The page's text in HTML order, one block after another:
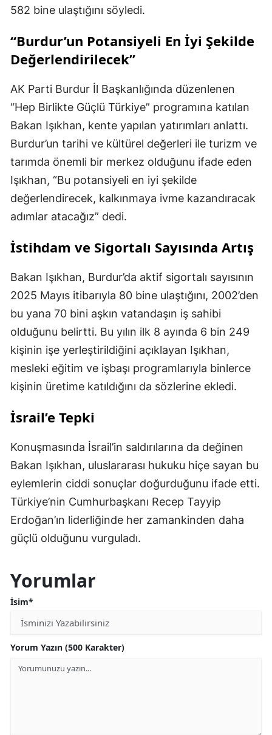
582 bine ulaştığını söyledi.
“Burdur’un Potansiyeli En İyi Şekilde
Değerlendirilecek”
AK Parti Burdur İl Başkanlığında düzenlenen
“Hep Birlikte Güçlü Türkiye” programına katılan
Bakan Işıkhan, kente yapılan yatırımları anlattı.
Burdur’un tarihi ve kültürel değerleri ile turizm ve
tarımda önemli bir merkez olduğunu ifade eden
Işıkhan, “Bu potansiyeli en iyi şekilde
değerlendirecek, kalkınmaya ivme kazandıracak
adımlar atacağız” dedi.
İstihdam ve Sigortalı Sayısında Artış
Bakan Işıkhan, Burdur’da aktif sigortalı sayısının
2025 Mayıs itibarıyla 80 bine ulaştığını, 2002’den
bu yana 70 bini aşkın vatandaşın iş sahibi
olduğunu belirtti. Bu yılın ilk 8 ayında 6 bin 249
kişinin işe yerleştirildiğini açıklayan Işıkhan,
mesleki eğitim ve işbaşı programlarıyla binlerce
kişinin üretime katıldığını da sözlerine ekledi.
İsrail’e Tepki
Konuşmasında İsrail’in saldırılarına da değinen
Bakan Işıkhan, uluslararası hukuku hiçe sayan bu
eylemlerin ciddi sonuçlar doğurduğunu ifade etti.
Türkiye’nin Cumhurbaşkanı Recep Tayyip
Erdoğan’ın liderliğinde her zamankinden daha
güçlü olduğunu vurguladı.
Yorumlar
İsim*
Yorum Yazın (500 Karakter)